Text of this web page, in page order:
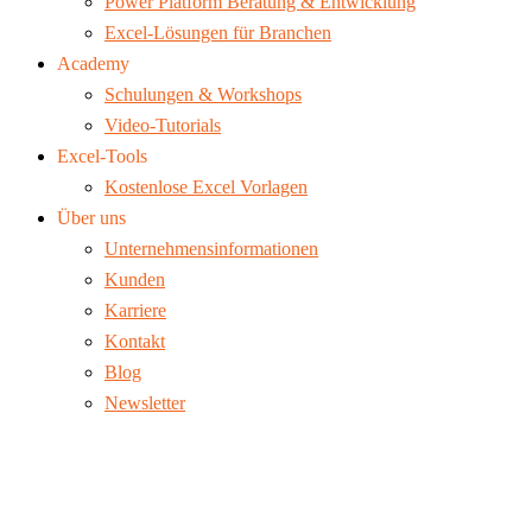
Excel-Lösungen für Branchen
Academy
Schulungen & Workshops
Video-Tutorials
Excel-Tools
Kostenlose Excel Vorlagen
Über uns
Unternehmensinformationen
Kunden
Karriere
Kontakt
Blog
Newsletter